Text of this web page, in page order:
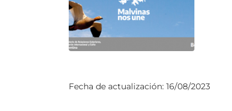
Fecha de actualización: 16/08/2023